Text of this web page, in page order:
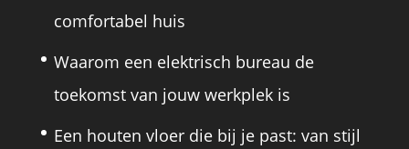
comfortabel huis
Waarom een elektrisch bureau de
toekomst van jouw werkplek is
Een houten vloer die bij je past: van stijl